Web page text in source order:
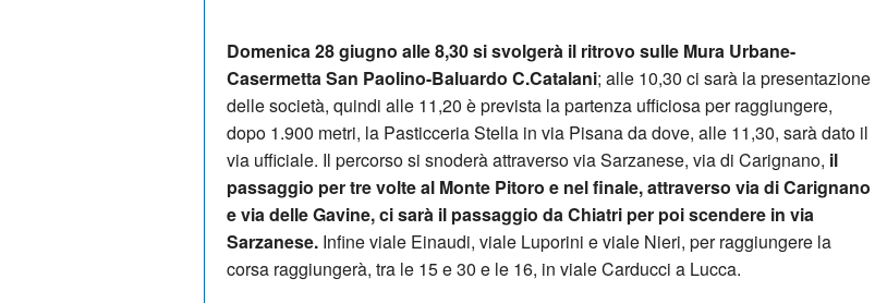
Domenica 28 giugno alle 8,30 si svolgerà il ritrovo sulle Mura Urbane-
Casermetta San Paolino-Baluardo C.Catalani; alle 10,30 ci sarà la presentazione
delle società, quindi alle 11,20 è prevista la partenza ufficiosa per raggiungere,
dopo 1.900 metri, la Pasticceria Stella in via Pisana da dove, alle 11,30, sarà dato il
via ufficiale. Il percorso si snoderà attraverso via Sarzanese, via di Carignano, il
passaggio per tre volte al Monte Pitoro e nel finale, attraverso via di Carignano
e via delle Gavine, ci sarà il passaggio da Chiatri per poi scendere in via
Sarzanese. Infine viale Einaudi, viale Luporini e viale Nieri, per raggiungere la
corsa raggiungerà, tra le 15 e 30 e le 16, in viale Carducci a Lucca.